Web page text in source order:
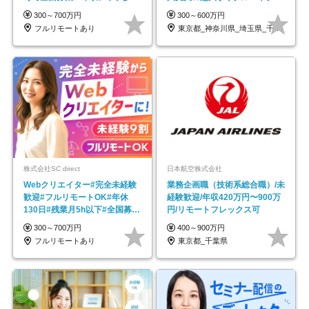
★年休最大130日★
300～700万円
フルリモートあり
ープの正社員/sg
300～600万円
東京都_神奈川県_埼玉県_千葉県_大阪府…
株式会社SC direct
Webクリエイター#完全未経験
歓迎#フルリモートOK#年休
130日#残業月5h以下#全国募集
#最大1年の研修
300～700万円
フルリモートあり
日本航空株式会社
業務企画職（技術系総合職）/未
経験歓迎/年収420万円〜900万
円/リモートフレックス可
400～900万円
東京都_千葉県